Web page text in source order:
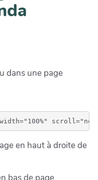
dans une page
en haut à droite de
bas de page